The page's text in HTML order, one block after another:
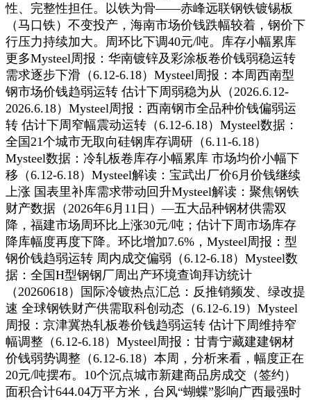
性、完整性担任。以铁为骨——赤峰远联钢铁镀锡板
（马口铁）不变投产，海南市场价钱跌幅较着，钢价下
行压力持续加大。周环比下调40元/吨。库存小幅累库
更多Mysteel周报：华南镀锌及彩涂板卷价钱弱稳运转
需求逐步下滑（6.12-6.18）Mysteel周报：本周西南型
钢市场价钱趋弱运转 估计下周弱稳为从（2026.6.12-
2026.6.18）Mysteel周报：西南钢市全品种价钱偏弱运
转 估计下周窄幅震动运转（6.12-6.18）Mysteel数据：
全国21个城市无取向硅钢库存调研（6.11-6.18）
Mysteel数据：冷轧板卷库存小幅累库 市场均价小幅下
移（6.12-6.18）Mysteel解读：宝武出厂价6月价钱继续
上涨 国表里补库需求带动回升Mysteel解读：聚焦钢铁
财产数据（2026年6月11日）—五大品种钢材供需双
降，福建市场周环比上涨30元/吨；估计下周市场库存
降库幅度再度下降。环比增加7.6%，Mysteel周报：型
钢价钱趋弱运转 周内成交偏弱（6.12-6.18）Mysteel数
据：全国H型钢钢厂周出产环境查询拜访统计
（20260618）国际冷镀热点汇总：反推销频发、绿改提
速 全球钢铁财产供需取科创动态（6.12-6.19）Mysteel
周报：京津冀热轧板卷价钱趋弱运转 估计下周维持窄
幅调整（6.12-6.18）Mysteel周报：甘青宁藏建建钢材
价钱弱势调整（6.12-6.18）本周，分析来看，幅度正在
20元/吨摆布。10个沉点城市新建商品房成交（签约）
面积合计644.04万平方米，台风“蝴蝶”影响广西最强时